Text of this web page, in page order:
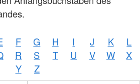
F G H I J K
L
R S T U V W
X
Y
Z